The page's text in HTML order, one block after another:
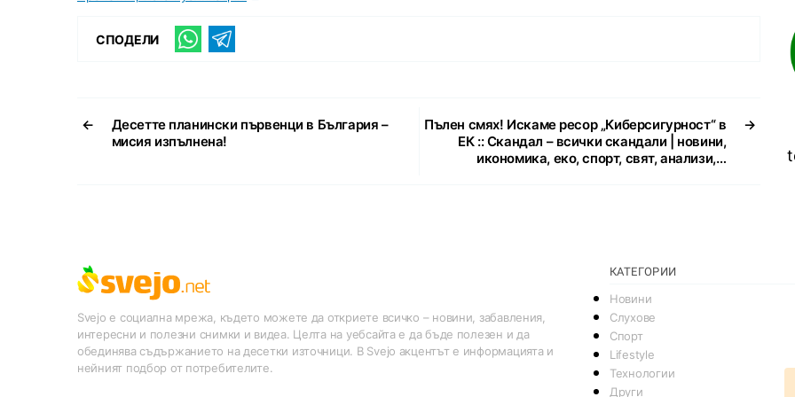
СПОДЕЛИ
←
Десетте планински първенци в България –
мисия изпълнена!
→
Пълен смях! Искаме ресор „Киберсигурност“ в
ЕК :: Скандал – всички скандали | новини,
икономика, еко, спорт, свят, анализи,…
Svejo е социална мрежа, където можете да откриете всичко – новини, забавления,
интересни и полезни снимки и видеа. Целта на уебсайта е да бъде полезен и да
обединява съдържанието на десетки източници. В Svejo акцентът е информацията и
нейният подбор от потребителите.
КАТЕГОРИИ
Новини
Слухове
Спорт
Lifestyle
Технологии
Други